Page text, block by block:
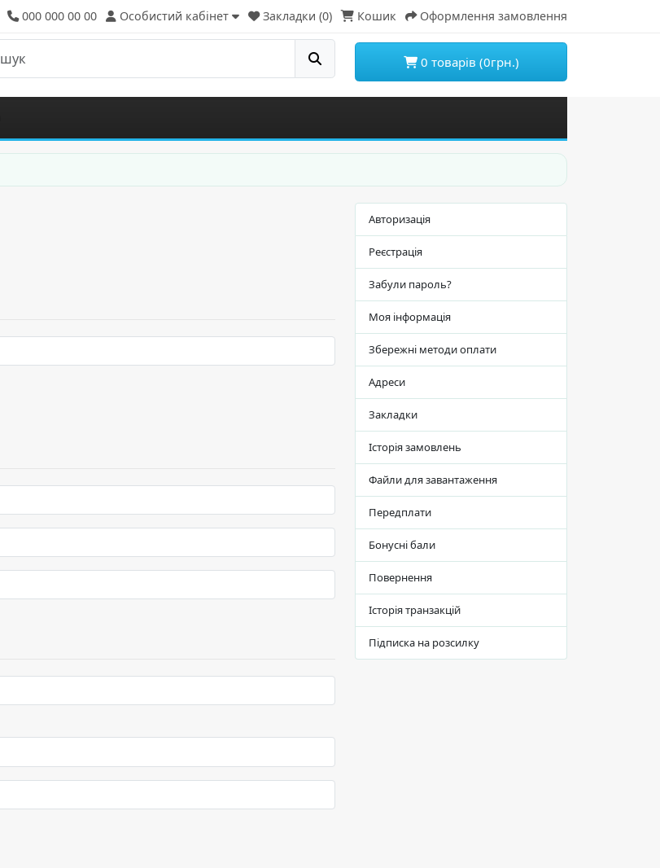
000 000 00 00 Особистий кабінет Закладки (0) Кошик Оформлення замовлення
0 товарів (0грн.)
Авторизація
Реєстрація
Забули пароль?
Моя інформація
Збережні методи оплати
Адреси
Закладки
Історія замовлень
Файли для завантаження
Передплати
Бонусні бали
Повернення
Історія транзакцій
Підписка на розсилку